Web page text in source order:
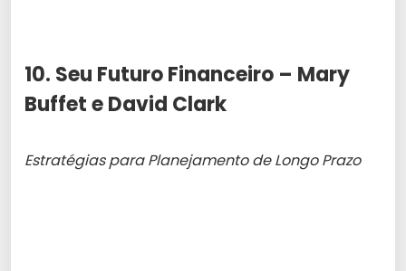
10. Seu Futuro Financeiro – Mary
Buffet e David Clark
Estratégias para Planejamento de Longo Prazo